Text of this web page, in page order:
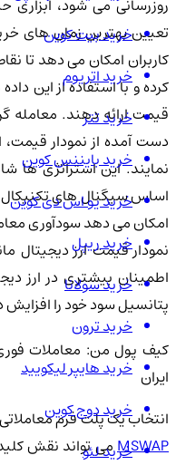
روزرسانی می شود، ابزاری
تعیین بهترین زمان های
کاربران امکان می دهد تا
کرده و با استفاده از این
قیمت ارائه دهند. معامله
دست آمده از نمودار قیمت،
نمایند. این استراتژی ها
اساس سیگنال های تکنیکال
امکان می دهد سودآوری
پتانسیل سود خود را افزایش
ایران
انتخاب یک پلت فرم
MSWAPمی تواند نقش
خرید بیت کوین
خرید اتریوم
خرید تتر
خرید بایننس کوین
خرید یو اس دی کوین
خرید ریپل
خرید سولانا
خرید ترون
خرید هایپر لیکویید
خرید دوج کوین
خرید لئو